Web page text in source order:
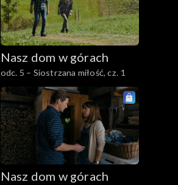
Nasz dom w górach
odc. 5 – Siostrzana miłość, cz. 1
Nasz dom w górach